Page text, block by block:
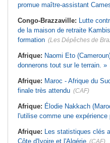
promue maître-assistant
Congo-Brazzaville: Lutte
de la maison de retraite
formation (Les Dépêches de
Afrique: Naomi Eto
donnerons tout sur le terrain. »
Afrique: Maroc - Afrique du
finale très attendu (CAF)
Afrique: Élodie Nakkach
l'utilise comme une
Afrique: Les statistiques clés
Côte d'Ivoire et l'Algérie (CAF)